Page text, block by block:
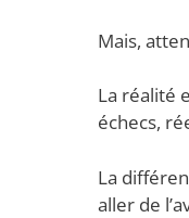
Mais,
La réalité
échecs,
La
aller de